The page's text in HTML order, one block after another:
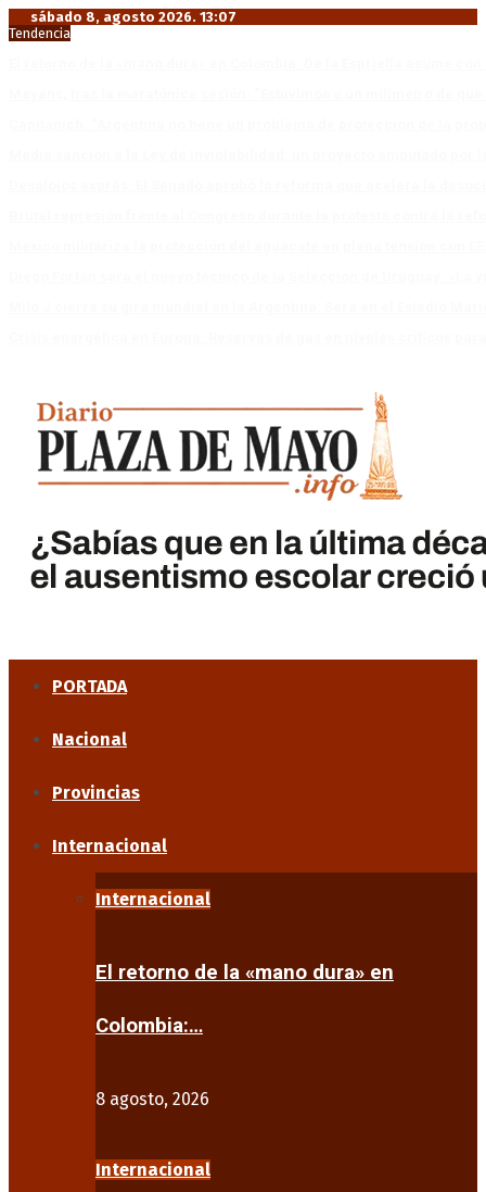
sábado 8, agosto 2026. 13:07
Tendencia
PORTADA
Nacional
Provincias
Internacional
Internacional
El retorno de la «mano dura» en
Colombia:…
8 agosto, 2026
Internacional